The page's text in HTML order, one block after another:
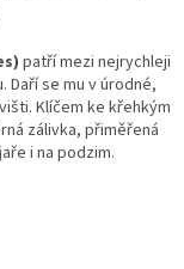
patří mezi nejrychleji
se mu v úrodné,
Klíčem ke křehkým
zálivka, přiměřená
i na podzim.